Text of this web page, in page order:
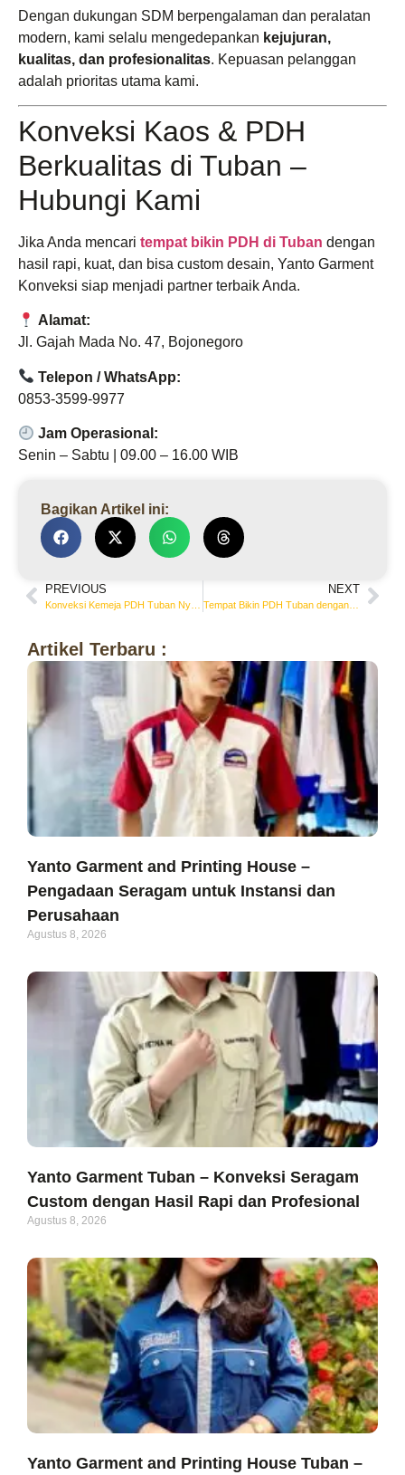
Dengan dukungan SDM berpengalaman dan peralatan
modern, kami selalu mengedepankan kejujuran,
kualitas, dan profesionalitas. Kepuasan pelanggan
adalah prioritas utama kami.
Konveksi Kaos & PDH
Berkualitas di Tuban –
Hubungi Kami
Jika Anda mencari tempat bikin PDH di Tuban dengan
hasil rapi, kuat, dan bisa custom desain, Yanto Garment
Konveksi siap menjadi partner terbaik Anda.
Alamat:
Jl. Gajah Mada No. 47, Bojonegoro
Telepon / WhatsApp:
0853-3599-9977
Jam Operasional:
Senin – Sabtu | 09.00 – 16.00 WIB
Bagikan Artikel ini:
PREVIOUS NEXT
Tempat Bikin PDH Tuban dengan Hasil Jahitan Rapi
Artikel Terbaru :
Yanto Garment and Printing House –
Pengadaan Seragam untuk Instansi dan
Perusahaan
Agustus 8, 2026
Yanto Garment Tuban – Konveksi Seragam
Custom dengan Hasil Rapi dan Profesional
Agustus 8, 2026
Yanto Garment and Printing House Tuban –